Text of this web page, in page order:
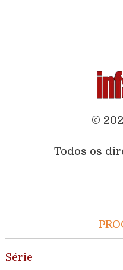
©
Todos os
Série